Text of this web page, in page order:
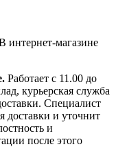
интернет-магазине
Работает с 11.00 до
курьерская служба
Специалист
доставки и уточнит
и
после этого